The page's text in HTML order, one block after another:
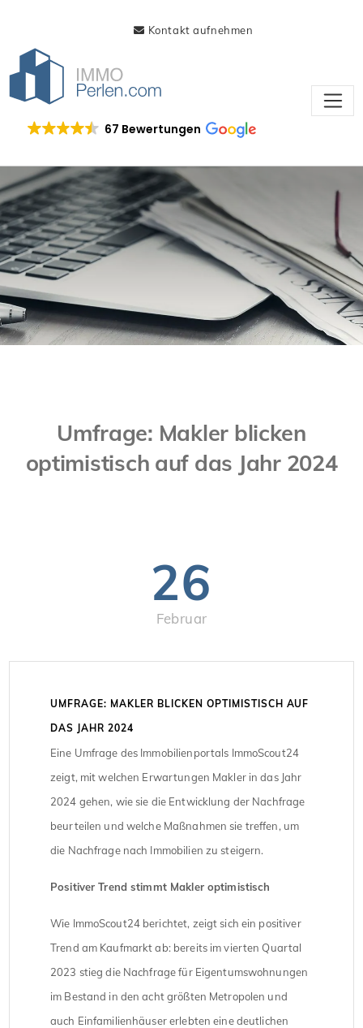
Kontakt aufnehmen
67 Bewertungen
Umfrage: Makler blicken
optimistisch auf das Jahr 2024
26
Februar
UMFRAGE: MAKLER BLICKEN OPTIMISTISCH AUF
DAS JAHR 2024
Eine Umfrage des Immobilienportals ImmoScout24
zeigt, mit welchen Erwartungen Makler in das Jahr
2024 gehen, wie sie die Entwicklung der Nachfrage
beurteilen und welche Maßnahmen sie treffen, um
die Nachfrage nach Immobilien zu steigern.
Positiver Trend stimmt Makler optimistisch
Wie ImmoScout24 berichtet, zeigt sich ein positiver
Trend am Kaufmarkt ab: bereits im vierten Quartal
2023 stieg die Nachfrage für Eigentumswohnungen
im Bestand in den acht größten Metropolen und
auch Einfamilienhäuser erlebten eine deutlichen